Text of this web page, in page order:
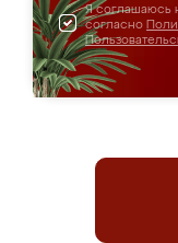
Я соглашаюсь
согласно